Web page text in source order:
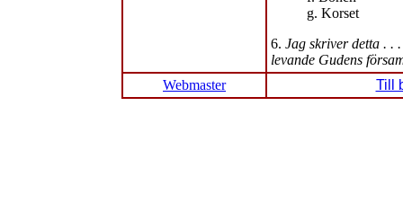
g. Korset
6. Jag skriver detta . .
levande Gudens
Webmaster
Till